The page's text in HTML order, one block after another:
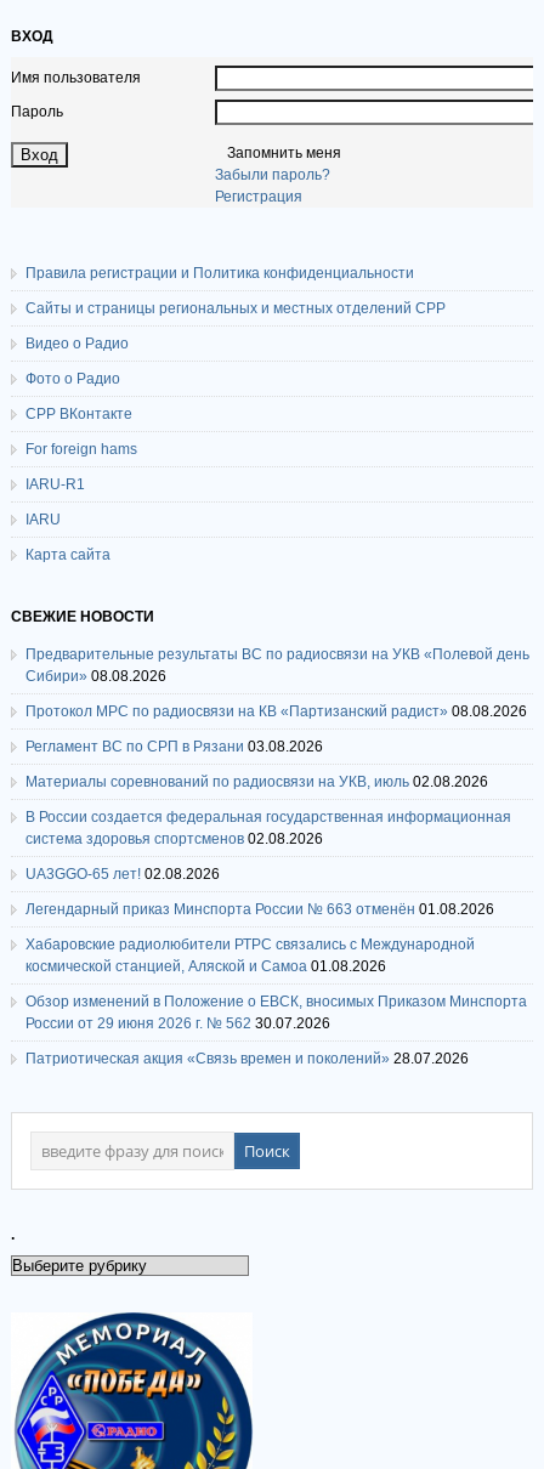
ВХОД
Имя пользователя
Пароль
Запомнить меня
Забыли пароль?
Регистрация
Правила регистрации и Политика конфиденциальности
Сайты и страницы региональных и местных отделений СРР
Видео о Радио
Фото о Радио
СРР ВКонтакте
For foreign hams
IARU-R1
IARU
Карта сайта
СВЕЖИЕ НОВОСТИ
Предварительные результаты ВС по радиосвязи на УКВ «Полевой день
Сибири» 08.08.2026
Протокол МРС по радиосвязи на КВ «Партизанский радист» 08.08.2026
Регламент ВС по СРП в Рязани 03.08.2026
Материалы соревнований по радиосвязи на УКВ, июль 02.08.2026
В России создается федеральная государственная информационная
система здоровья спортсменов 02.08.2026
UA3GGO-65 лет! 02.08.2026
Легендарный приказ Минспорта России № 663 отменён 01.08.2026
Хабаровские радиолюбители РТРС связались с Международной
космической станцией, Аляской и Самоа 01.08.2026
Обзор изменений в Положение о ЕВСК, вносимых Приказом Минспорта
России от 29 июня 2026 г. № 562 30.07.2026
Патриотическая акция «Связь времен и поколений» 28.07.2026
.